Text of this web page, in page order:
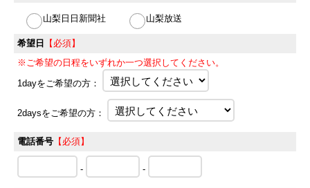
山梨日日新聞社 山梨放送
希望日 【必須】
※ご希望の日程をいずれか一つ選択してください。
1dayをご希望の方：
2daysをご希望の方：
電話番号 【必須】
- -